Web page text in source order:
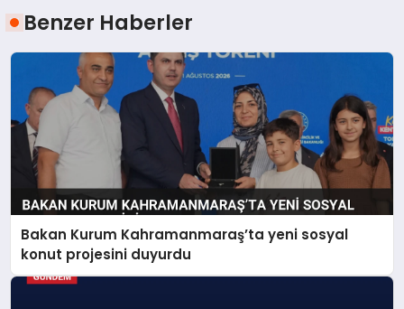
Benzer Haberler
Bakan Kurum Kahramanmaraş’ta yeni sosyal
konut projesini duyurdu